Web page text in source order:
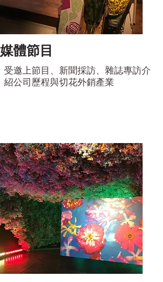
媒體節目
​受邀上節目、新聞採訪、雜誌專訪介
紹公司歷程與切花外銷產業